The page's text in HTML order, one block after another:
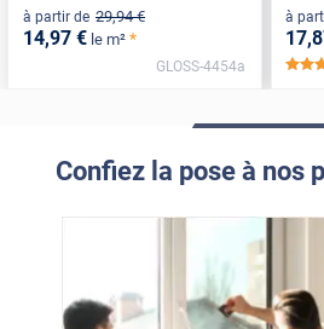
à partir de 29,94 €
14,97 € le m² *
GLOSS-4454a
à
17
Confiez la pose à nos